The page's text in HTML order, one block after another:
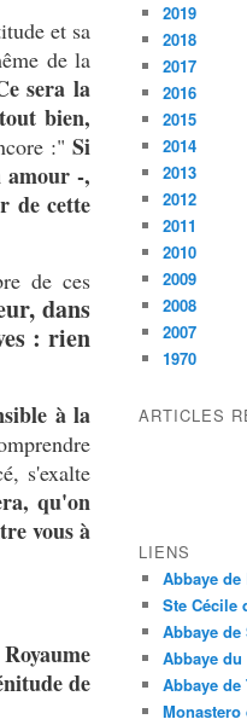
et sa
de la
sera la
bien,
:" Si
amour -,
de cette
de ces
dans
: rien
à la
s'exalte
qu'on
vous à
de
2019
2018
2017
2016
2015
2014
2013
2012
2011
2010
2009
2008
2007
1970
ARTICLES
LIENS
Abbaye de
Ste Cécile
Abbaye
Abbaye
Abbaye de
Monastero